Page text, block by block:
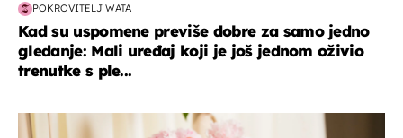
POKROVITELJ WATA
Kad su uspomene previše dobre za samo jedno
gledanje: Mali uređaj koji je još jednom oživio
trenutke s ple...
moda & ljepota